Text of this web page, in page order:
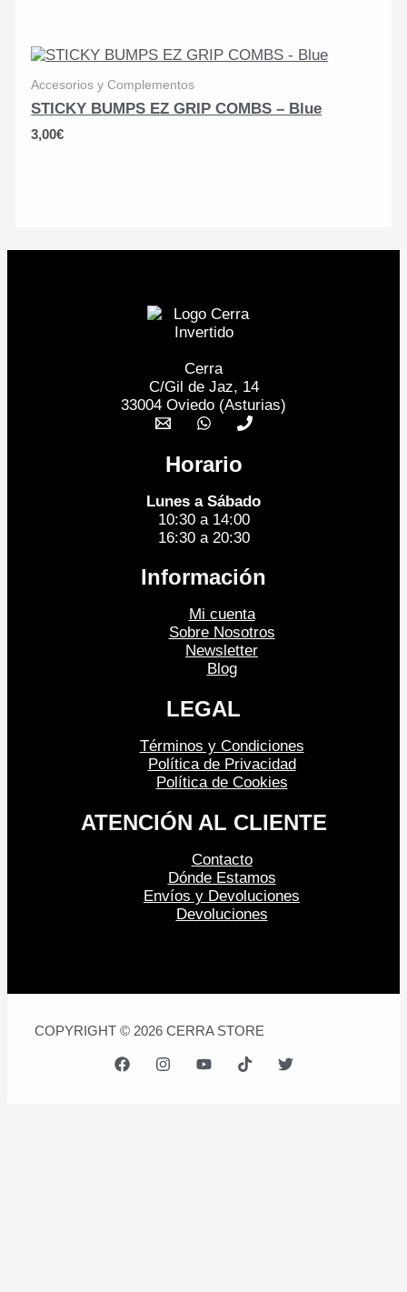
Accesorios y Complementos
STICKY BUMPS EZ GRIP COMBS – Blue
3,00€
Cerra
C/Gil de Jaz, 14
33004 Oviedo (Asturias)
Horario
Lunes a Sábado
10:30 a 14:00
16:30 a 20:30
Información
Mi cuenta
Sobre Nosotros
Newsletter
Blog
LEGAL
Términos y Condiciones
Política de Privacidad
Política de Cookies
ATENCIÓN AL CLIENTE
Contacto
Dónde Estamos
Envíos y Devoluciones
Devoluciones
COPYRIGHT © 2026 CERRA STORE